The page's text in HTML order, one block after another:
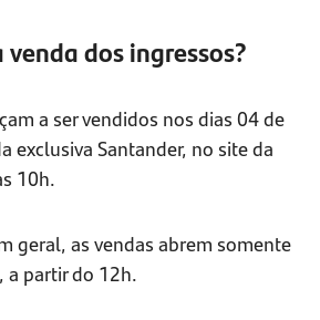
dos ingressos?
a ser vendidos nos dias 04 de
exclusiva Santander, no site da
10h.
geral, as vendas abrem somente
a partir do 12h.